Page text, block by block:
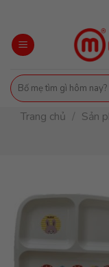
content
Tìm
kiếm:
Trang chủ / Sản